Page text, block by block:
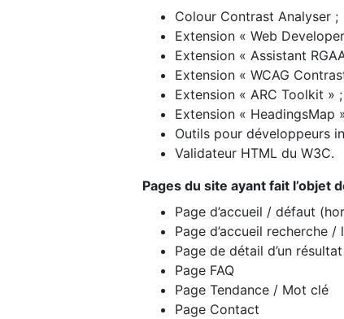
Colour Contrast Analyser ;
Extension « Web
Extension « Assistant
Extension « WCAG
Extension « ARC Toolkit » ;
Extension « HeadingsMap
Outils pour développeurs
Validateur HTML du W3C.
Pages du site ayant fait l’objet
Page d’accueil / défaut
Page d’accueil recherche
Page de détail d’un résultat
Page FAQ
Page Tendance / Mot clé
Page Contact